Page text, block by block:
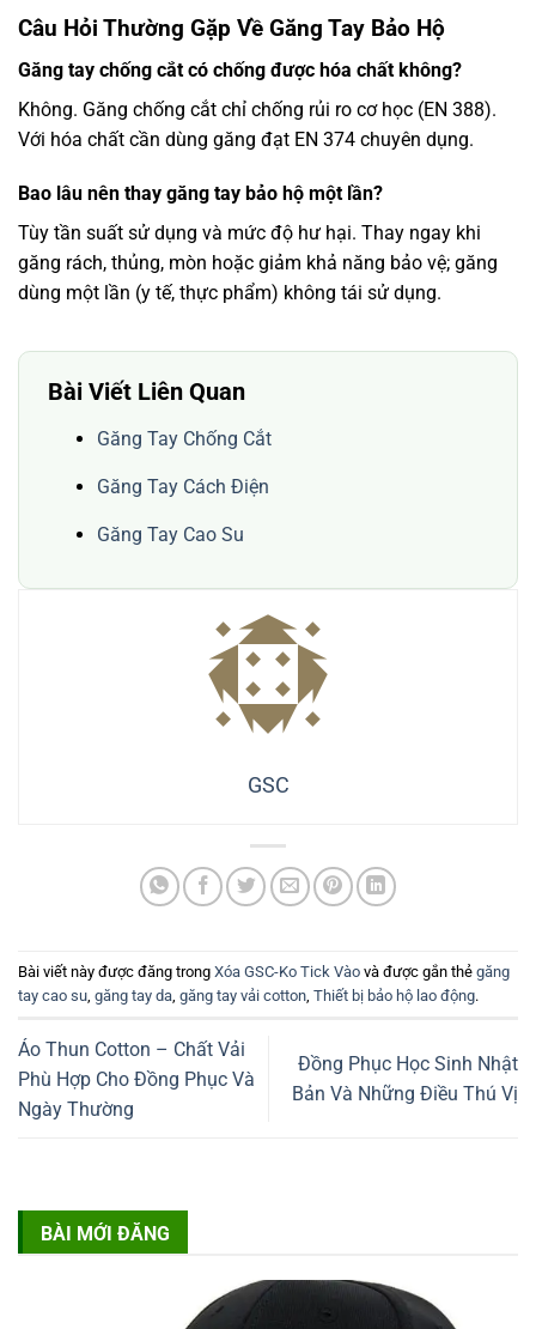
Câu Hỏi Thường Gặp Về Găng Tay Bảo Hộ
Găng tay chống cắt có chống được hóa chất không?
Không. Găng chống cắt chỉ chống rủi ro cơ học (EN 388).
Với hóa chất cần dùng găng đạt EN 374 chuyên dụng.
Bao lâu nên thay găng tay bảo hộ một lần?
Tùy tần suất sử dụng và mức độ hư hại. Thay ngay khi
găng rách, thủng, mòn hoặc giảm khả năng bảo vệ; găng
dùng một lần (y tế, thực phẩm) không tái sử dụng.
Bài Viết Liên Quan
Găng Tay Chống Cắt
Găng Tay Cách Điện
Găng Tay Cao Su
GSC
Bài viết này được đăng trong Xóa GSC-Ko Tick Vào và được gắn thẻ găng
tay cao su găng tay da găng tay vải cotton Thiết bị bảo hộ lao động.
Áo Thun Cotton – Chất Vải
Phù Hợp Cho Đồng Phục Và
Ngày Thường
Đồng Phục Học Sinh Nhật
Bản Và Những Điều Thú Vị
BÀI MỚI ĐĂNG